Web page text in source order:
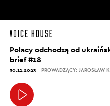
Polacy odchodzą od
brief #18
30.11.2023 PROWADZĄCY: JAROSŁAW